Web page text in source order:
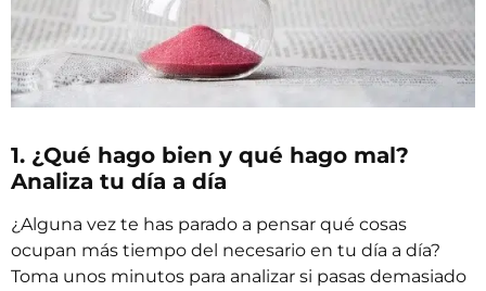
1. ¿Qué hago bien y qué hago mal?
Analiza tu día a día
¿Alguna vez te has parado a pensar qué cosas
ocupan más tiempo del necesario en tu día a día?
Toma unos minutos para analizar si pasas demasiado